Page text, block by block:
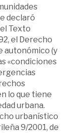
declaró
Texto
el Derecho
autonómico (y
«condiciones
lo que tiene
urbana.
urbanístico
9/2001, de